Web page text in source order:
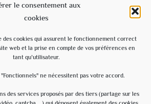
le consentement aux
cookies
cookies qui assurent le fonctionnement correct
web et la prise en compte de vos préférences en
tant qu’utilisateur.
"Fonctionnels" ne nécessitent pas votre accord.
des services proposés par des tiers (partage sur les
D’ELECTRICITE 17 février 2026
15 février 2026
conseil municipal du 28/11/2025
8 décembre 2025
Ecole